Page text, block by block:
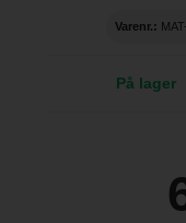
Varenr.:
På lager